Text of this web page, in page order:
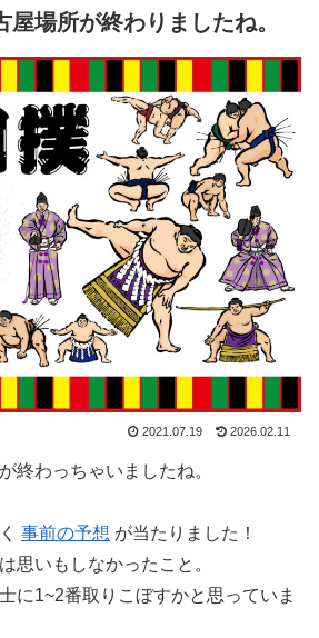
屋場所が終わりましたね。
2021.07.19 2026.02.11
終わっちゃいましたね。
事前の予想 ​ が当たりました！
思いもしなかったこと。
に1~2番取りこぼすかと思っていま